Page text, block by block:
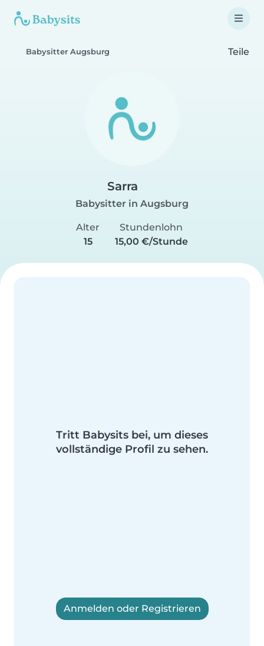
Babysitter Augsburg Teile
Sarra
Babysitter in Augsburg
Alter
15
Stundenlohn
15,00 €/Stunde
Tritt Babysits bei, um dieses
vollständige Profil zu sehen.
Anmelden oder Registrieren